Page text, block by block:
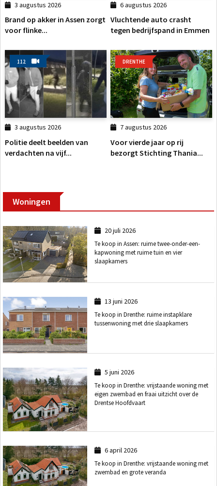
3 augustus 2026
Brand op akker in Assen zorgt
voor flinke...
6 augustus 2026
Vluchtende auto crasht
tegen bedrijfspand in Emmen
112
3 augustus 2026
Politie deelt beelden van
verdachten na vijf...
DRENTHE
7 augustus 2026
Voor vierde jaar op rij
bezorgt Stichting Thania...
Woningen
20 juli 2026
Te koop in Assen: ruime twee-onder-een-
kapwoning met ruime tuin en vier
slaapkamers
13 juni 2026
Te koop in Drenthe: ruime instapklare
tussenwoning met drie slaapkamers
5 juni 2026
Te koop in Drenthe: vrijstaande woning met
eigen zwembad en fraai uitzicht over de
Drentse Hoofdvaart
6 april 2026
Te koop in Drenthe: vrijstaande woning met
zwembad en grote veranda